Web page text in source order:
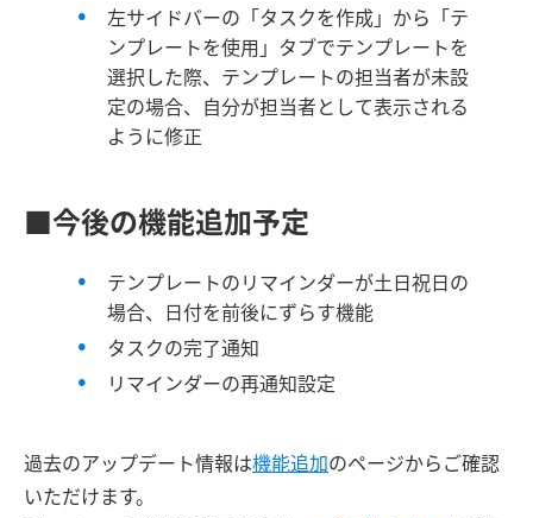
左サイドバーの「タスクを作成」から「テ
ンプレートを使用」タブでテンプレートを
選択した際、テンプレートの担当者が未設
定の場合、自分が担当者として表示される
ように修正
■今後の機能追加予定
テンプレートのリマインダーが土日祝日の
場合、日付を前後にずらす機能
タスクの完了通知
リマインダーの再通知設定
過去のアップデート情報は機能追加のページからご確認
いただけます。